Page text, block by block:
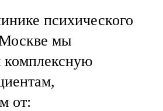
психического
Москве мы
комплексную
от: